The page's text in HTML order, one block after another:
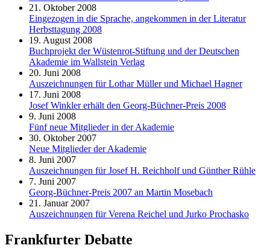
21. Oktober 2008
Eingezogen in die Sprache, angekommen in der Literatur
Herbsttagung 2008
19. August 2008
Buchprojekt der Wüstenrot-Stiftung und der Deutschen
Akademie im Wallstein Verlag
20. Juni 2008
Auszeichnungen für Lothar Müller und Michael Hagner
17. Juni 2008
Josef Winkler erhält den Georg-Büchner-Preis 2008
9. Juni 2008
Fünf neue Mitglieder in der Akademie
30. Oktober 2007
Neue Mitglieder der Akademie
8. Juni 2007
Auszeichnungen für Josef H. Reichholf und Günther Rühle
7. Juni 2007
Georg-Büchner-Preis 2007 an Martin Mosebach
21. Januar 2007
Auszeichnungen für Verena Reichel und Jurko Prochasko
Frankfurter Debatte